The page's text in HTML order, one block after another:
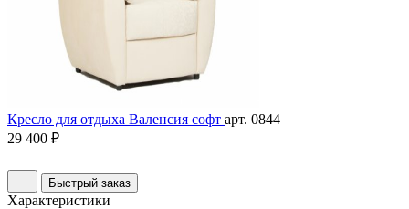
Кресло для отдыха Валенсия софт арт. 0844
29 400 ₽
Быстрый заказ
Характеристики